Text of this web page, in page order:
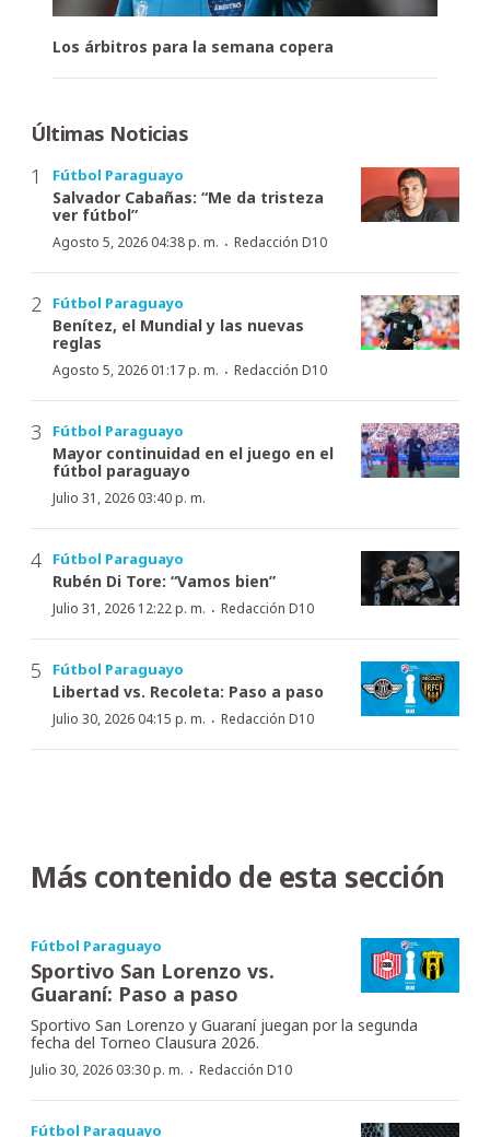
Los árbitros para la semana copera
Últimas Noticias
Fútbol Paraguayo
Salvador Cabañas: “Me da tristeza
ver fútbol”
Agosto 5, 2026 04:38 p. m. · Redacción D10
Fútbol Paraguayo
Benítez, el Mundial y las nuevas
reglas
Agosto 5, 2026 01:17 p. m. · Redacción D10
Fútbol Paraguayo
Mayor continuidad en el juego en el
fútbol paraguayo
Julio 31, 2026 03:40 p. m.
Fútbol Paraguayo
Rubén Di Tore: “Vamos bien”
Julio 31, 2026 12:22 p. m. · Redacción D10
Fútbol Paraguayo
Libertad vs. Recoleta: Paso a paso
Julio 30, 2026 04:15 p. m. · Redacción D10
Más contenido de esta sección
Fútbol Paraguayo
Sportivo San Lorenzo vs.
Guaraní: Paso a paso
Sportivo San Lorenzo y Guaraní juegan por la segunda
fecha del Torneo Clausura 2026.
Julio 30, 2026 03:30 p. m. · Redacción D10
Fútbol Paraguayo